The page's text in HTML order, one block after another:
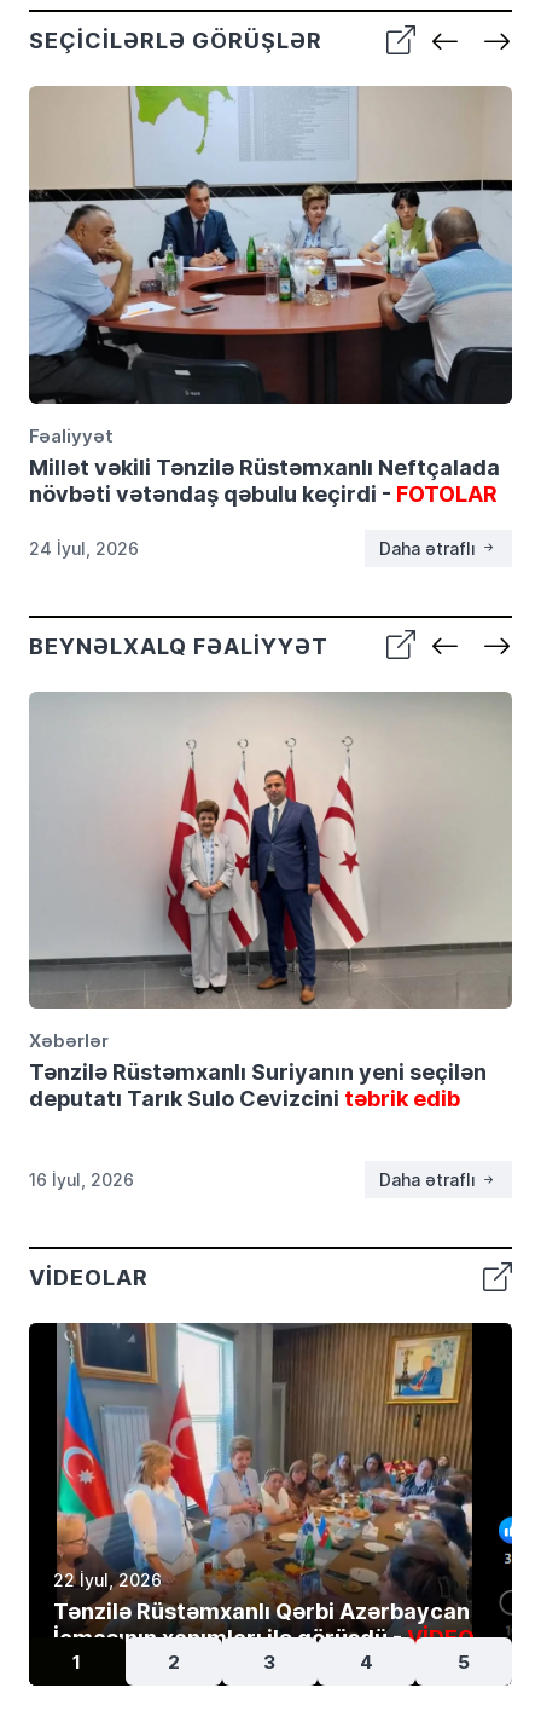
SEÇICILƏRLƏ GÖRÜŞLƏR
Fəaliyyət
Millət vəkili Tənzilə Rüstəmxanlı Neftçalada
növbəti vətəndaş qəbulu keçirdi - FOTOLAR
24 İyul, 2026 Daha ətraflı
BEYNƏLXALQ FƏALIYYƏT
Xəbərlər
Tənzilə Rüstəmxanlı Suriyanın yeni seçilən
deputatı Tarık Sulo Cevizcini təbrik edib
16 İyul, 2026 Daha ətraflı
VIDEOLAR
22 İyul, 2026
Tənzilə Rüstəmxanlı Qərbi Azərbaycan
İcmasının xanımları ilə görüşdü -VİDEO
1 2 3 4 5